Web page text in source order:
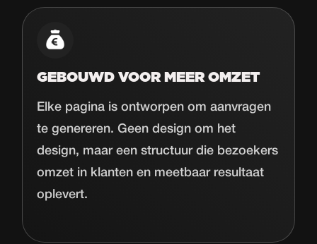
GEBOUWD VOOR MEER OMZET
Elke pagina is ontworpen om aanvragen
te genereren. Geen design om het
design, maar een structuur die bezoekers
omzet in klanten en meetbaar resultaat
oplevert.